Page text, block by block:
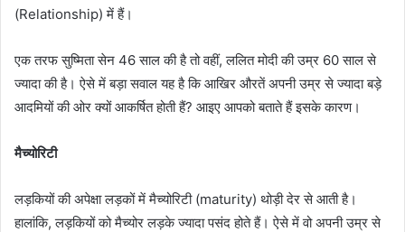
(Relationship) में हैं।
एक तरफ सुष्मिता सेन 46 साल की है तो वहीं, ललित मोदी की उम्र 60 साल से
ज्यादा की है। ऐसे में बड़ा सवाल यह है कि आखिर औरतें अपनी उम्र से ज्यादा बड़े
आदमियों की ओर क्यों आकर्षित होती हैं? आइए आपको बताते हैं इसके कारण।
मैच्योरिटी
लड़कियों की अपेक्षा लड़कों में मैच्योरिटी (maturity) थोड़ी देर से आती है।
हालांकि, लड़कियों को मैच्योर लड़के ज्यादा पसंद होते हैं। ऐसे में वो अपनी उम्र से